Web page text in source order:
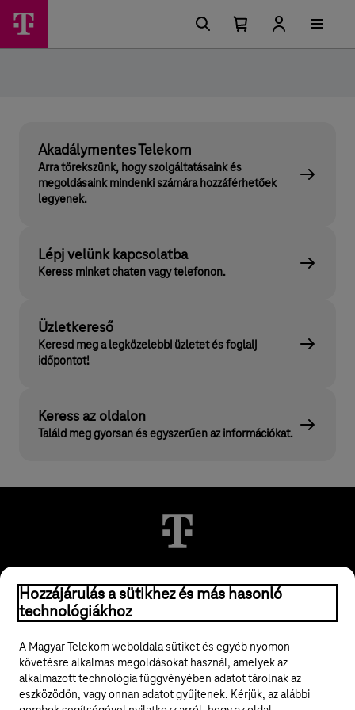
Telekom
Most
Főmenü
lehetőségek
Kosárban
Kosár
Akadálymentes Telekom
Arra törekszünk, hogy szolgáltatásaink és
megoldásaink mindenki számára hozzáférhetőek
legyenek.
Lépj velünk kapcsolatba
Keress minket chaten vagy telefonon.
Üzletkereső
Keresd meg a legközelebbi üzletet és foglalj
időpontot!
Keress az oldalon
Találd meg gyorsan és egyszerűen az információkat.
© 2026 Magyar Telekom Nyrt.
ÁSZF
Adatvédelem
Hozzájárulás a sütikhez és más hasonló
technológiákhoz
A Magyar Telekom weboldala sütiket és egyéb nyomon
követésre alkalmas megoldásokat használ, amelyek az
alkalmazott technológia függvényében adatot tárolnak az
eszközödön, vagy onnan adatot gyűjtenek. Kérjük, az alábbi